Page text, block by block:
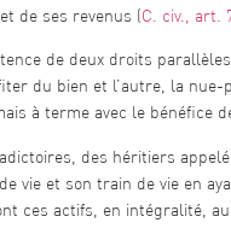
de ses revenus (C. civ., art.
de deux droits
du bien et l’autre, la
à terme avec le bénéfice
des héritiers
vie et son train de vie en
ces actifs, en intégralité, au